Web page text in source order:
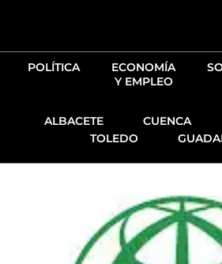
POLÍTICA
ECONOMÍA
Y EMPLEO
ALBACETE CUENCA
TOLEDO